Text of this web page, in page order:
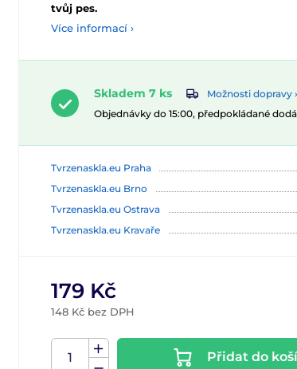
tvůj pes.
Více informací ›
Skladem 7 ks
Možnosti dopravy ›
Objednávky do 15:00, předpokládané
Tvrzenaskla.eu Praha
Tvrzenaskla.eu Brno
Tvrzenaskla.eu Ostrava
Tvrzenaskla.eu Kravaře
179 Kč
148 Kč bez DPH
Přidat do